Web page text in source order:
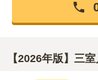
【2026年版】三